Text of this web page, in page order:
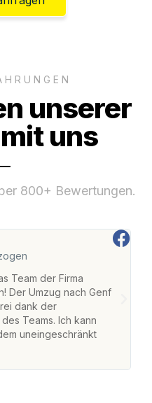
unserer
uns
800+ Bewertungen.
Team der Firma
Der Umzug nach Genf
dank der
Teams. Ich kann
uneingeschränkt